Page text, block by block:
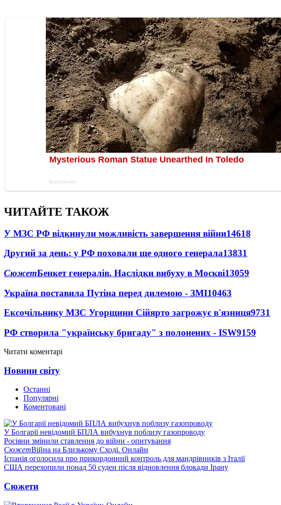
ЧИТАЙТЕ ТАКОЖ
У МЗС РФ відкинули можливість завершення війни14618
Другий за день: у РФ поховали ще одного генерала13831
СюжетБенкет генералів. Наслідки вибуху в Москві13059
Україна поставила Путіна перед дилемою - ЗМІ10463
Ексочільнику МЗС Угорщини Сійярто загрожує в'язниця9731
РФ створила "українську бригаду" з полонених - ISW9159
Читати коментарі
Новини світу
Останні
Популярні
Коментовані
У Болгарії невідомий БПЛА вибухнув поблизу газопроводу
Росіяни змінили ставлення до війни - опитування
СюжетВійна на Близькому Сході. Онлайн
Іспанія оголосила про прикордонний контроль для мандрівників з Італії
США перехопили понад 50 суден після відновлення блокади Ірану
Сюжети